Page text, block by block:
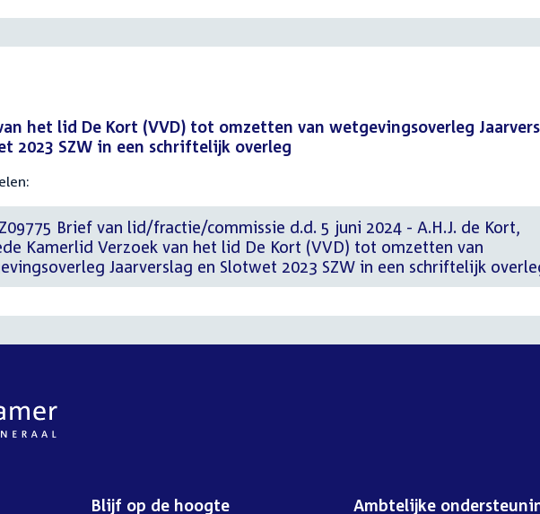
het lid De Kort (VVD) tot omzetten van wetgevingsoverleg
2023 SZW in een schriftelijk overleg
Brief van lid/fractie/commissie d.d. 5 juni 2024 - A.H.J. de Kort,
Kamerlid Verzoek van het lid De Kort (VVD) tot omzetten van
Jaarverslag en Slotwet 2023 SZW in een schriftelijk
Blijf op de hoogte Ambtelijke